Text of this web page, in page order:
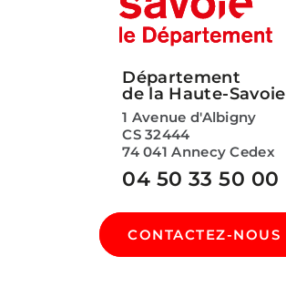
Département
de la Haute-Savoie
1 Avenue d'Albigny
CS 32444
74 041 Annecy Cedex
04 50 33 50 00
CONTACTEZ-NOUS